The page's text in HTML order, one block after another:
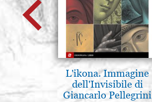
L'ikona. Immagine
dell'Invisibile di
Giancarlo Pellegrini